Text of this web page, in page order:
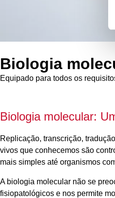
Biologia
Equipado para todos os
Biologia molecular:
Replicação, transcrição,
vivos que conhecemos são
mais simples até organismos
A biologia molecular não se
fisiopatológicos e nos permite